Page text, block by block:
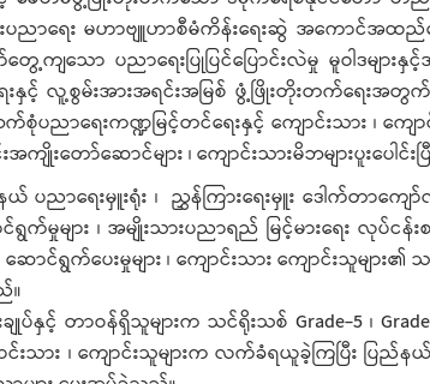
ညာရေး မဟာဗျူဟာစီမံကိန်းရေးဆွဲ အကောင်အထည်ဖ
ျသော ပညာရေးပြုပြင်ပြောင်းလဲမှု မူဝါဒမျာ
ေးနှင့် လူ့စွမ်းအားအရင်းအမြစ် ဖွံ့ဖြိုးတိုးတက်ရေ
စုံပညာရေးကဏ္ဍမြင့်တင်ရေးနှင့် ကျောင်းသား ၊ က
အကျိုးတော်ဆောင်များ ၊ ကျောင်းသားမိဘများပူးပေ
ရေးမှူးရုံး ၊ ညွှန်ကြားရေးမှူး ဒေါက်တာကျော်လွ
များ ၊ အမျိုးသားပညာရည် မြင့်မားရေး လုပ်ငန်
ာင်ရွက်ပေးမှုများ ၊ ကျောင်းသား ကျောင်းသူမျ
။
နှင့် တာဝန်ရှိသူများက သင်ရိုးသစ် Grade-5 ၊ Grade-
းသား ၊ ကျောင်းသူများက လက်ခံရယူခဲ့ကြပြီး ပြည်